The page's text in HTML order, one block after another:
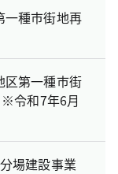
一種市街地再
区第一種市街
令和7年6月
場建設事業